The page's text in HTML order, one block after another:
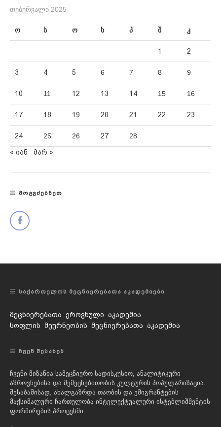
ᲗᲔᲑᲔᲠᲕᲐᲚᲘ 2025
ო ს ო ხ პ შ კ
1 2
3 4 5 6 7 8 9
10 11 12 13 14 15 16
17 18 19 20 21 22 23
24 25 26 27 28
« იან მარ »
ᲛᲝᲒᲕᲫᲔᲑᲜᲔᲗ
ᲡᲐᲥᲐᲠᲗᲔᲚᲝᲡ ᲛᲔᲪᲜᲘᲔᲠᲔᲑᲐᲗᲐ ᲐᲙᲐᲓᲔᲛᲘᲔᲑᲘ
მეცნიერებათა ეროვნული აკადემია
სოფლის მეურნეობის მეცნიერებათა აკადემია
ᲩᲕᲔᲜ ᲨᲔᲡᲐᲮᲔᲑ
ჩვენი მიზანია სამეცნიერო-სადისკუსიო, ანალიტიკური
აზროვნებისა და შემეცნებითობის კულტურის პოპულარიზაცია.
შესაბამისად, ახალგაზრდა თაობის და ემიგრანტების
მაქსიმალური ჩართულობა ინტელექტუალური ისტებლიშმენტის
ფორმირების პროცესში.